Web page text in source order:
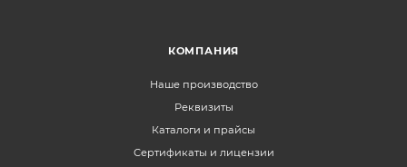
КОМПАНИЯ
Наше производство
Реквизиты
Каталоги и прайсы
Сертификаты и лицензии